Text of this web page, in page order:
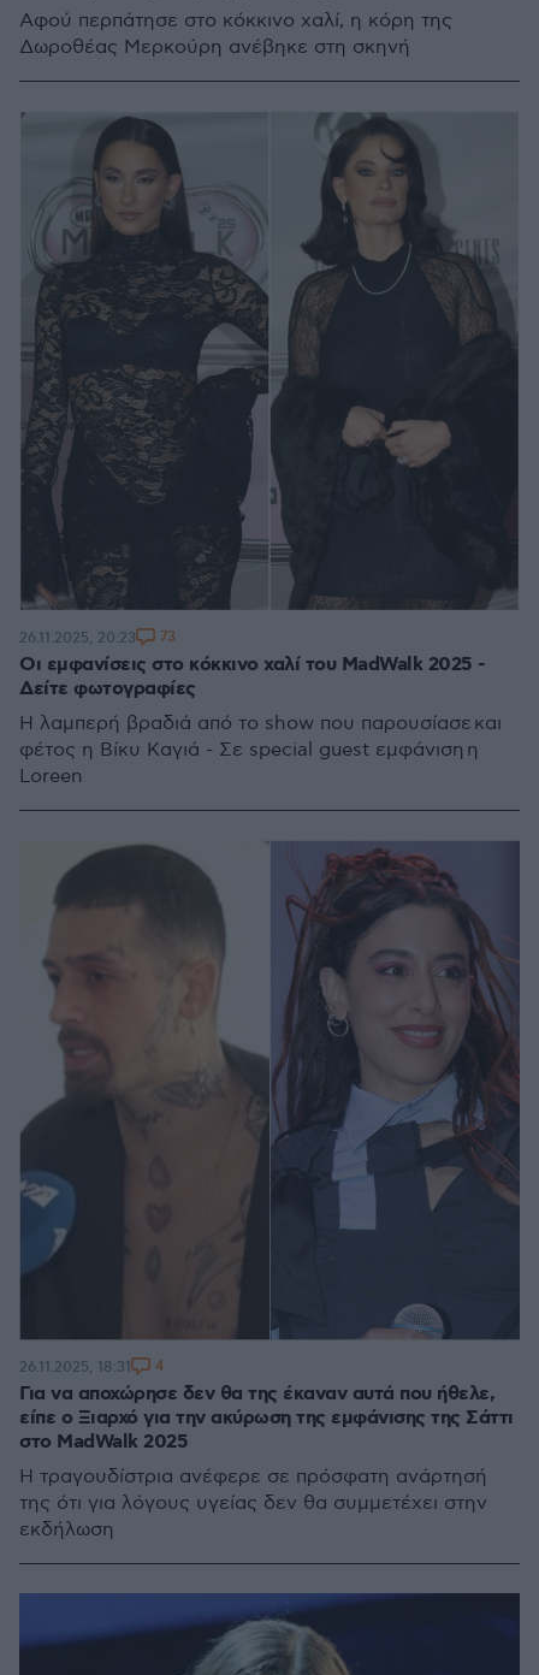
Αφού περπάτησε στο κόκκινο χαλί, η κόρη της
Δωροθέας Μερκούρη ανέβηκε στη σκηνή
Οι εμφανίσεις στο κόκκινο χαλί του MadWalk 2025 -
Δείτε φωτογραφίες
H λαμπερή βραδιά από το show που παρουσίασε και
φέτος η Βίκυ Καγιά - Σε special guest εμφάνιση η
Loreen
26.11.2025, 20:23 73
Για να αποχώρησε δεν θα της έκαναν αυτά που ήθελε,
είπε ο Ξιαρχό για την ακύρωση της εμφάνισης της Σάττι
στο MadWalk 2025
Η τραγουδίστρια ανέφερε σε πρόσφατη ανάρτησή
της ότι για λόγους υγείας δεν θα συμμετέχει στην
εκδήλωση
26.11.2025, 18:31 4